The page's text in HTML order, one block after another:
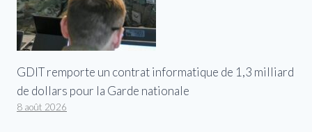
GDIT remporte un contrat informatique de 1,3 milliard
de dollars pour la Garde nationale
8 août 2026